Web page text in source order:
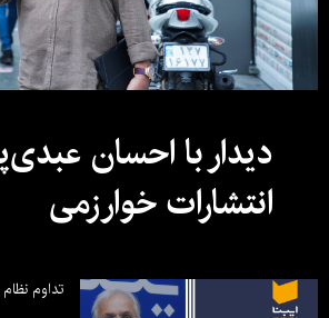
دیدار با احسان
انتشارات خوارزمی
تداوم نظام